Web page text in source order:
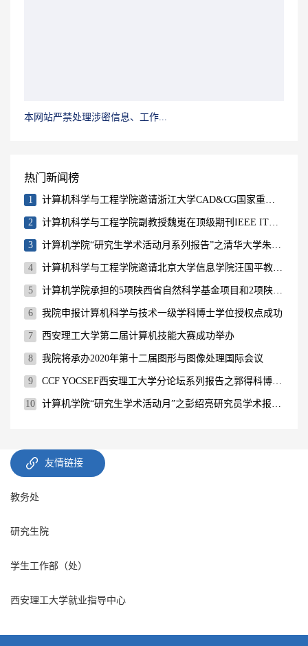
本网站严禁处理涉密信息、工作...
热门新闻榜
1
2
3
4
5
6 我院申报计算机科学与技术一级学科博士学位授权点成功
7 西安理工大学第二届计算机技能大赛成功举办
8 我院将承办2020年第十二届图形与图像处理国际会议
9
10
友情链接
教务处
研究生院
学生工作部（处）
西安理工大学就业指导中心